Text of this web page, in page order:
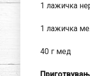
1 лажичка
1 лажичка
40 г мед